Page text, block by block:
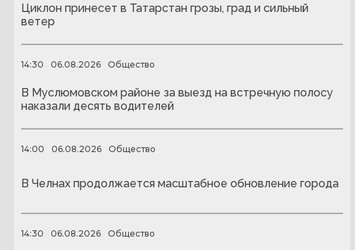
Циклон принесет в Татарстан грозы, град и сильный
ветер
14:30 06.08.2026 Общество
В Муслюмовском районе за выезд на встречную полосу
наказали десять водителей
14:00 06.08.2026 Общество
В Челнах продолжается масштабное обновление города
14:30 06.08.2026 Общество